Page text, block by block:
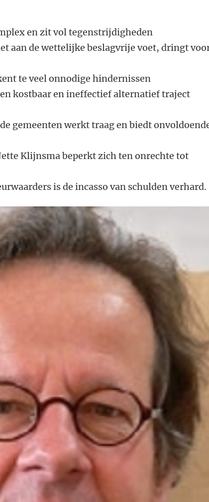
en zit vol tegenstrijdigheden
aan de wettelijke beslagvrije voet, dringt
te veel onnodige hindernissen
kostbaar en ineffectief alternatief traject
gemeenten werkt traag en biedt
Klijnsma beperkt zich ten onrechte tot
is de incasso van schulden verhard.